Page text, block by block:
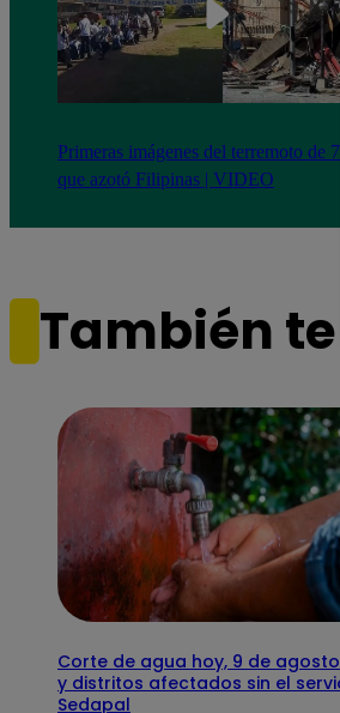
Primeras imágenes del terremoto de
que azotó Filipinas | VIDEO
También
Corte de agua hoy, 9 de
y distritos afectados sin el
Sedapal